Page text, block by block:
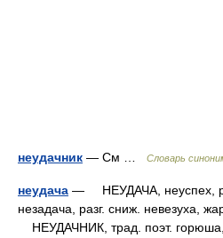
неудачник — См … Словарь
неудача — НЕУДАЧА, неуспех,
незадача, разг. сниж. невезуха,
НЕУДАЧНИК, трад. поэт. горюша,